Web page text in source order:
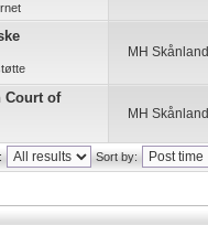
MH Skånland
Court of
MH Skånland
Sort by: